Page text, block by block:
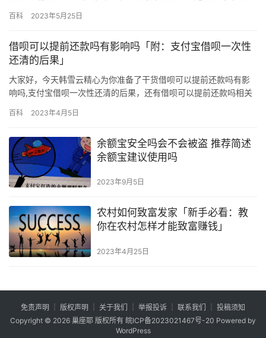
手，你可能就不这么想了。 我们今天就来谈谈京东的自营店，不知
越大，在很多大城市都有自己的仓库，他们有自己物流系统…
百科 2023年5月25日
借呗可以提前还款吗有影响吗「附：支付宝借呗一次性
还清的后果」
大家好，今天韩雪云精心为你准备了干货借呗可以提前还款吗有影
响吗,支付宝借呗一次性还清的后果，还有借呗可以提前还款吗相关
面很大。如果你认真读了，一定会有所收获！ 蚂蚁借呗提前还款收
一起来看看有哪些后果吧。 一、蚂蚁借呗可不可以提前还款 因为蚂
蚁借…
百科 2023年4月5日
余额宝安全吗会不会被盗 推荐简述
余额宝建议使用吗
2023年9月5日
农村如何致富发家「新手必看：教
你在农村怎样才能致富赚钱」
2023年4月25日
免责声明 ┊ 版权声明 ┊ 关于我们 ┊ 举报投诉 ┊ 联系我们 ┊ 投稿须知
Copyright © 2026 巢座耶 版权所有 皖ICP备2023021467号-20 Powered by
WordPress